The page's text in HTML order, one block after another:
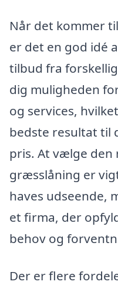
Når det kommer
er det en god idé
tilbud fra
dig muligheden
og services,
bedste resultat til
pris. At vælge
græsslåning er
haves udseende,
et firma, der
behov og
Der er flere